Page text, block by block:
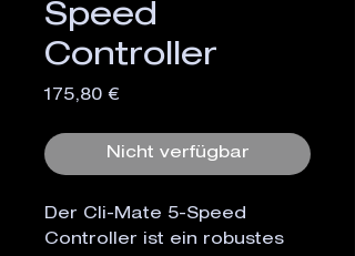
Speed
Controller
175,80 €Preis
Nicht verfügbar
Der Cli-Mate 5-Speed
Controller ist ein robustes